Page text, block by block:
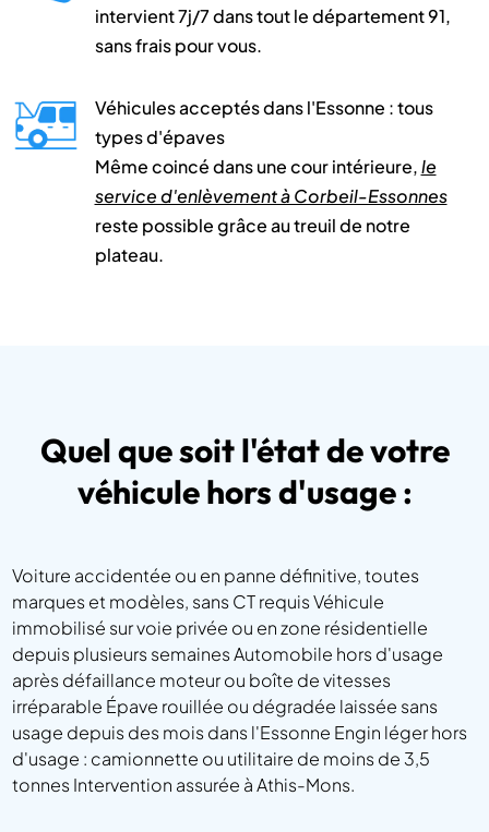
intervient 7j/7 dans tout le département 91,
sans frais pour vous.
Véhicules acceptés dans l'Essonne : tous
types d'épaves
Même coincé dans une cour intérieure,le
service d'enlèvement à Corbeil-Essonnes
reste possible grâce au treuil de notre
plateau.
Quel que soit l'état de votre
véhicule hors d'usage :
Voiture accidentée ou en panne définitive, toutes
marques et modèles, sans CT requis Véhicule
immobilisé sur voie privée ou en zone résidentielle
depuis plusieurs semaines Automobile hors d'usage
après défaillance moteur ou boîte de vitesses
irréparable Épave rouillée ou dégradée laissée sans
usage depuis des mois dans l'Essonne Engin léger hors
d'usage : camionnette ou utilitaire de moins de 3,5
tonnes Intervention assurée à Athis-Mons.